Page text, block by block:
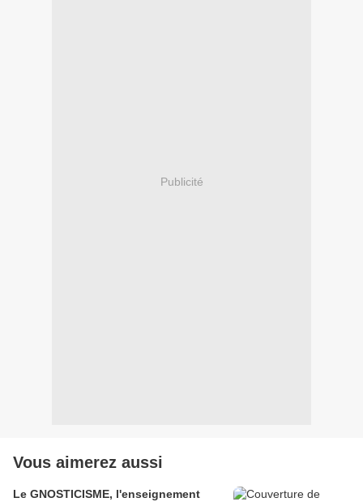
Publicité
Vous aimerez aussi
Le GNOSTICISME, l'enseignement